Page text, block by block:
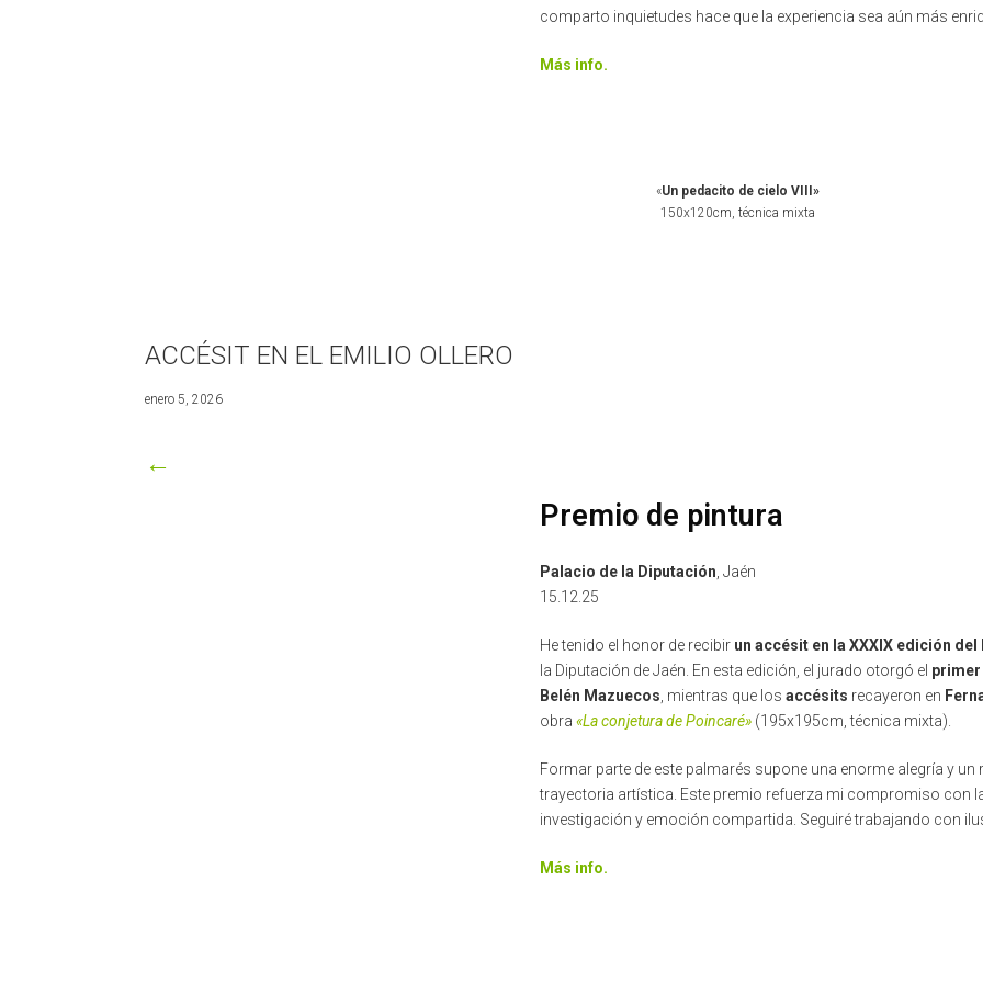
comparto inquietudes hace que la experiencia sea aún más
Más info.
«Un pedacito de cielo VIII»
150x120cm, técnica mixta
ACCÉSIT EN EL EMILIO OLLERO
enero 5, 2026junio
←
Premio de pintura
Palacio de la Diputación , Jaén
15.12.25
He tenido el honor de recibir un accésit en la XXXIX edición
la Diputación de Jaén. En esta edición, el jurado otorgó el
Belén Mazuecos , mientras que los accésits recayeron en
obra «La conjetura de Poincaré»(195x195cm, técnica mixta).
Formar parte de este palmarés supone una enorme alegría y
trayectoria artística. Este premio refuerza mi compromiso con
investigación y emoción compartida. Seguiré trabajando con
Más info.